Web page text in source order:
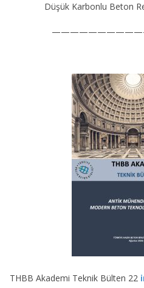
Düşük Karbonlu Beton
THBB Akademi Teknik Bülten 22